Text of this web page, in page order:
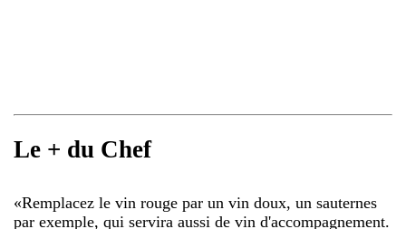
Le + du Chef
«Remplacez le vin rouge par un vin doux, un sauternes
par exemple, qui servira aussi de vin d'accompagnement.